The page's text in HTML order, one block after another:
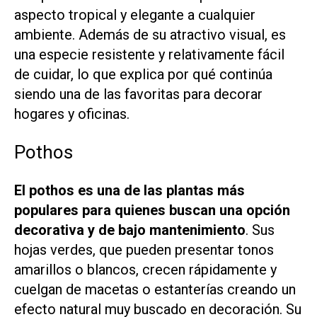
aspecto tropical y elegante a cualquier
ambiente. Además de su atractivo visual, es
una especie resistente y relativamente fácil
de cuidar, lo que explica por qué continúa
siendo una de las favoritas para decorar
hogares y oficinas.
Pothos
El pothos es una de las plantas más
populares para quienes buscan una opción
decorativa y de bajo mantenimiento. Sus
hojas verdes, que pueden presentar tonos
amarillos o blancos, crecen rápidamente y
cuelgan de macetas o estanterías creando un
efecto natural muy buscado en decoración. Su